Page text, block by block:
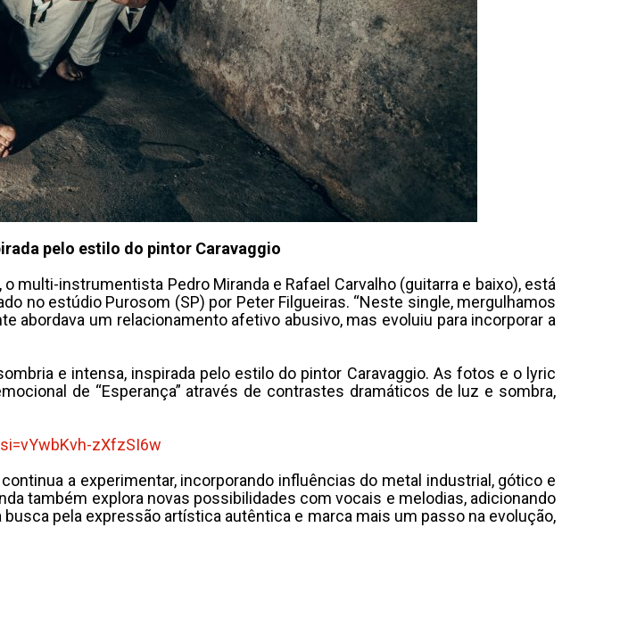
pelo estilo do pintor Caravaggio
multi-instrumentista Pedro Miranda e Rafael Carvalho (guitarra e baixo), está
no estúdio Purosom (SP) por Peter Filgueiras. “Neste single, mergulhamos
um relacionamento afetivo abusivo, mas evoluiu para incorporar a
e intensa, inspirada pelo estilo do pintor Caravaggio. As fotos e o lyric
de “Esperança” através de contrastes dramáticos de luz e sombra,
si=vYwbKvh-zXfzSI6w
a experimentar, incorporando influências do metal industrial, gótico e
também explora novas possibilidades com vocais e melodias, adicionando
pela expressão artística autêntica e marca mais um passo na evolução,